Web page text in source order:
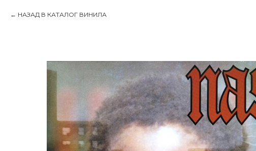
НАЗАД В КАТАЛОГ ВИНИЛА